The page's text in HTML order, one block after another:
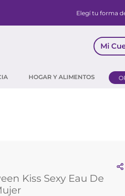
Elegí tu forma
Mi
HOGAR Y ALIMENTOS
Kiss Sexy Eau De